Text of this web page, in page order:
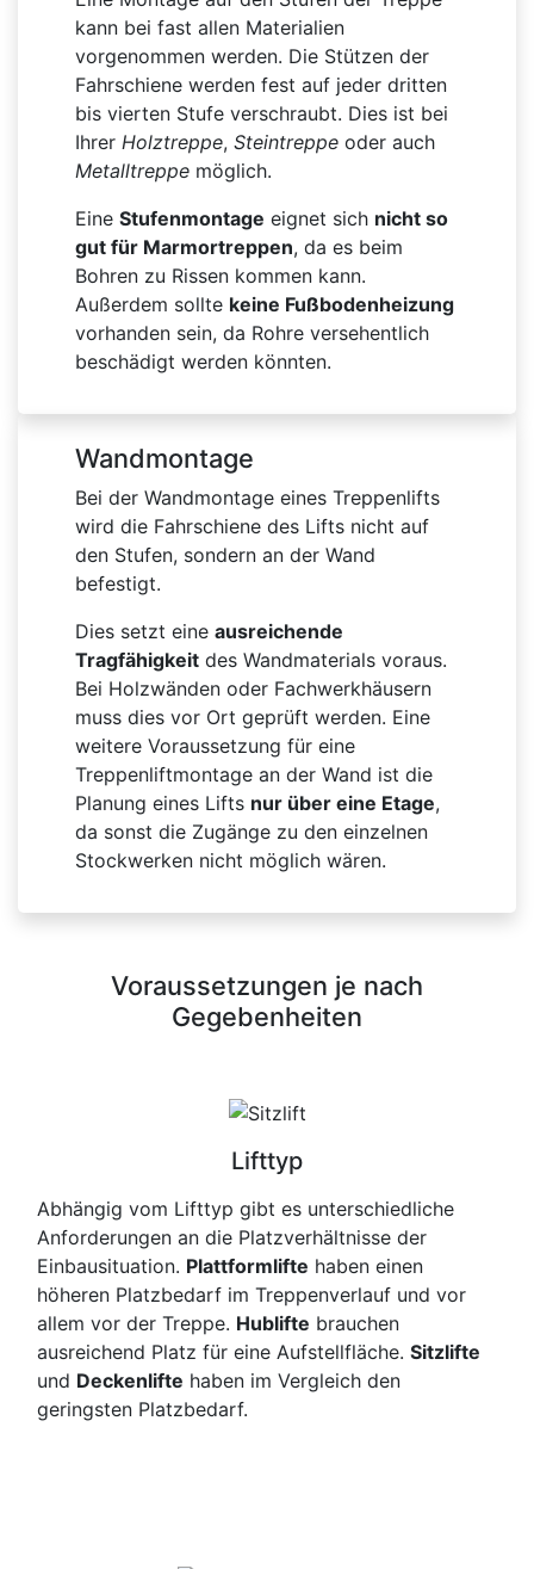
kann bei fast allen Materialien
vorgenommen werden. Die Stützen der
Fahrschiene werden fest auf jeder dritten
bis vierten Stufe verschraubt. Dies ist bei
Ihrer Holztreppe, Steintreppe oder auch
Metalltreppe möglich.
Eine Stufenmontage eignet sich nicht so
gut für Marmortreppen, da es beim
Bohren zu Rissen kommen kann.
Außerdem sollte keine Fußbodenheizung
vorhanden sein, da Rohre versehentlich
beschädigt werden könnten.
Wandmontage
Bei der Wandmontage eines Treppenlifts
wird die Fahrschiene des Lifts nicht auf
den Stufen, sondern an der Wand
befestigt.
Dies setzt eine ausreichende
Tragfähigkeit des Wandmaterials voraus.
Bei Holzwänden oder Fachwerkhäusern
muss dies vor Ort geprüft werden. Eine
weitere Voraussetzung für eine
Treppenliftmontage an der Wand ist die
Planung eines Lifts nur über eine Etage,
da sonst die Zugänge zu den einzelnen
Stockwerken nicht möglich wären.
Voraussetzungen je nach
Gegebenheiten
Lifttyp
Abhängig vom Lifttyp gibt es unterschiedliche
Anforderungen an die Platzverhältnisse der
Einbausituation. Plattformlifte haben einen
höheren Platzbedarf im Treppenverlauf und vor
allem vor der Treppe. Hublifte brauchen
ausreichend Platz für eine Aufstellfläche. Sitzlifte
und Deckenlifte haben im Vergleich den
geringsten Platzbedarf.